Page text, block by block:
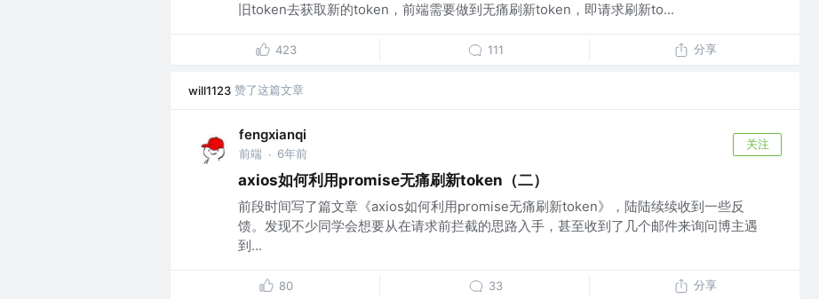
旧token去获取新的token，前端需要做到无痛刷新token，即请求刷新to...
423 111 分享
will1123 赞了这篇文章
fengxianqi
前端 · 6年前
关注
axios如何利用promise无痛刷新token（二）
前段时间写了篇文章《axios如何利用promise无痛刷新token》，陆陆续续收到一些反
馈。发现不少同学会想要从在请求前拦截的思路入手，甚至收到了几个邮件来询问博主遇
到...
80 33 分享